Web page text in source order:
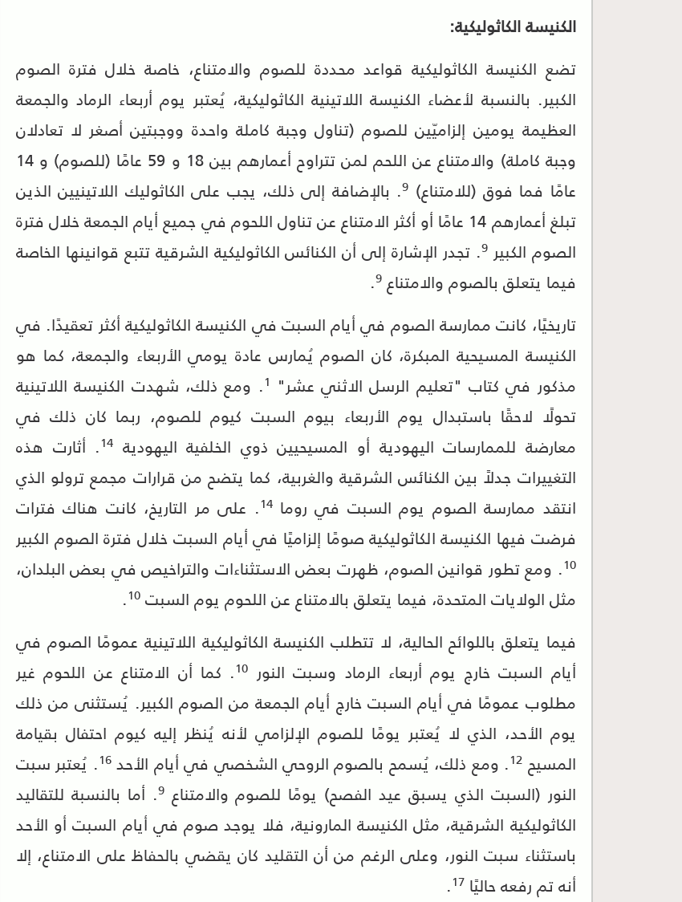
الكنيسة الكاثوليكية:
تضع الكنيسة الكاثوليكية قواعد محددة للصوم والامتناع، خاصة خلال فترة الصوم
الكبير. بالنسبة لأعضاء الكنيسة اللاتينية الكاثوليكية، يُعتبر يوم أربعاء الرماد والجمعة
العظيمة يومين إلزاميّين للصوم (تناول وجبة كاملة واحدة ووجبتين أصغر لا تعادلان
وجبة كاملة) والامتناع عن اللحم لمن تتراوح أعمارهم بين 18 و 59 عامًا (للصوم) و 14
عامًا فما فوق (للامتناع) 9. بالإضافة إلى ذلك، يجب على الكاثوليك اللاتينيين الذين
تبلغ أعمارهم 14 عامًا أو أكثر الامتناع عن تناول اللحوم في جميع أيام الجمعة خلال فترة
الصوم الكبير9. تجدر الإشارة إلى أن الكنائس الكاثوليكية الشرقية تتبع قوانينها الخاصة
فيما يتعلق بالصوم والامتناع9
.
تاريخيًا، كانت ممارسة الصوم في أيام السبت في الكنيسة الكاثوليكية أكثر تعقيدًا. في
الكنيسة المسيحية المبكرة، كان الصوم يُمارس عادة يومي الأربعاء والجمعة، كما هو
مذكور في كتاب "تعليم الرسل الاثني عشر" 1. ومع ذلك، شهدت الكنيسة اللاتينية
تحولًا لاحقًا باستبدال يوم الأربعاء بيوم السبت كيوم للصوم، ربما كان ذلك في
معارضة للممارسات اليهودية أو المسيحيين ذوي الخلفية اليهودية 14. أثارت هذه
التغييرات جدلاً بين الكنائس الشرقية والغربية، كما يتضح من قرارات مجمع ترولو الذي
انتقد ممارسة الصوم يوم السبت في روما14. على مر التاريخ، كانت هناك فترات
فرضت فيها الكنيسة الكاثوليكية صومًا إلزاميًا في أيام السبت خلال فترة الصوم الكبير
10. ومع تطور قوانين الصوم، ظهرت بعض الاستثناءات والتراخيص في بعض البلدان،
مثل الولايات المتحدة، فيما يتعلق بالامتناع عن اللحوم يوم السبت10
.
فيما يتعلق باللوائح الحالية، لا تتطلب الكنيسة الكاثوليكية اللاتينية عمومًا الصوم في
أيام السبت خارج يوم أربعاء الرماد وسبت النور 10. كما أن الامتناع عن اللحوم غير
مطلوب عمومًا في أيام السبت خارج أيام الجمعة من الصوم الكبير. يُستثنى من ذلك
يوم الأحد، الذي لا يُعتبر يومًا للصوم الإلزامي لأنه يُنظر إليه كيوم احتفال بقيامة
المسيح 12. ومع ذلك، يُسمح بالصوم الروحي الشخصي في أيام الأحد16. يُعتبر سبت
النور (السبت الذي يسبق عيد الفصح) يومًا للصوم والامتناع9. أما بالنسبة للتقاليد
الكاثوليكية الشرقية، مثل الكنيسة المارونية، فلا يوجد صوم في أيام السبت أو الأحد
باستثناء سبت النور، وعلى الرغم من أن التقليد كان يقضي بالحفاظ على الامتناع، إلا
أنه تم رفعه حاليًا17
.